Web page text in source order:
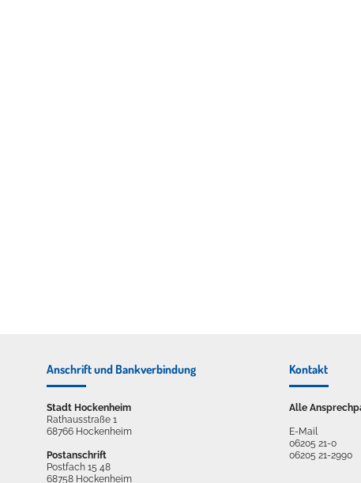
Anschrift und Bankverbindung
Stadt Hockenheim
Rathausstraße 1
68766 Hockenheim
Postanschrift
Postfach 15 48
68758 Hockenheim
Kontakt
Alle
E-Mail
06205 21-0
06205 21-2990